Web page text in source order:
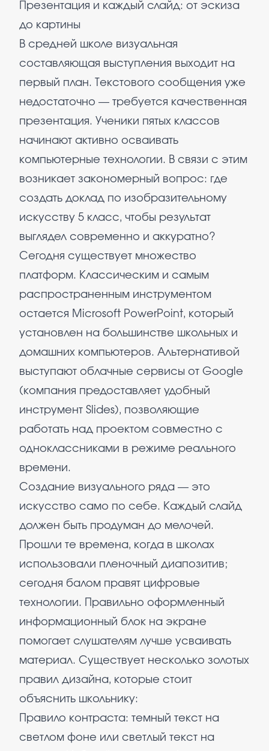
Презентация и каждый слайд: от эскиза
до картины
В средней школе визуальная
составляющая выступления выходит на
первый план. Текстового сообщения уже
недостаточно — требуется качественная
презентация. Ученики пятых классов
начинают активно осваивать
компьютерные технологии. В связи с этим
возникает закономерный вопрос: где
создать доклад по изобразительному
искусству 5 класс, чтобы результат
выглядел современно и аккуратно?
Сегодня существует множество
платформ. Классическим и самым
распространенным инструментом
остается Microsoft PowerPoint, который
установлен на большинстве школьных и
домашних компьютеров. Альтернативой
выступают облачные сервисы от Google
(компания предоставляет удобный
инструмент Slides), позволяющие
работать над проектом совместно с
одноклассниками в режиме реального
времени.
Создание визуального ряда — это
искусство само по себе. Каждый слайд
должен быть продуман до мелочей.
Прошли те времена, когда в школах
использовали пленочный диапозитив;
сегодня балом правят цифровые
технологии. Правильно оформленный
информационный блок на экране
помогает слушателям лучше усваивать
материал. Существует несколько золотых
правил дизайна, которые стоит
объяснить школьнику:
Правило контраста: темный текст на
светлом фоне или светлый текст на